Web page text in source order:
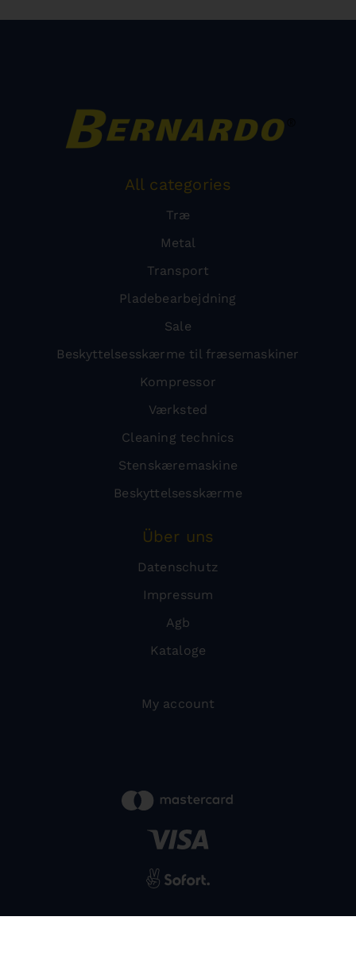
All categories
Træ
Metal
Transport
Pladebearbejdning
Sale
Beskyttelsesskærme til fræsemaskiner
Kompressor
Værksted
Cleaning technics
Stenskæremaskine
Beskyttelsesskærme
Über uns
Datenschutz
Impressum
Agb
Kataloge
My account